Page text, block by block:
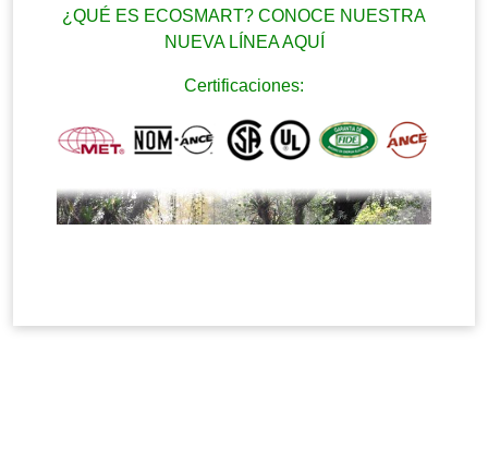
¿QUÉ ES ECOSMART? CONOCE NUESTRA
NUEVA LÍNEA AQUÍ
Certificaciones: